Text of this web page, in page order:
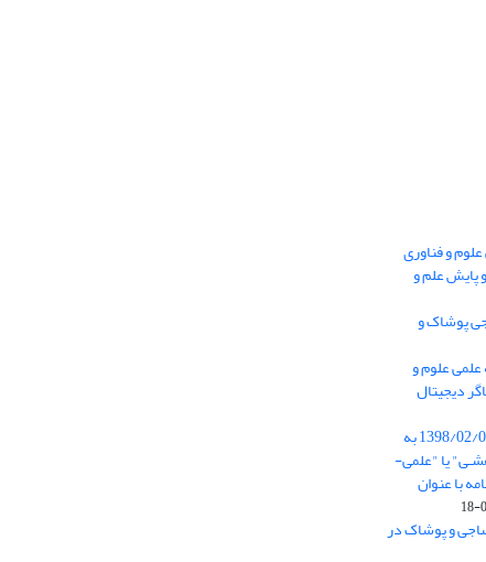
نشریه علمی علوم و فناوری
پایش علم و
پوشاک و
علوم و
دیجیتال
از تاریخ ابلاغ آیین نامه 11/25685 مورخ 1398/02/09 به
یا "علمی-
با عنوان
و پوشاک در